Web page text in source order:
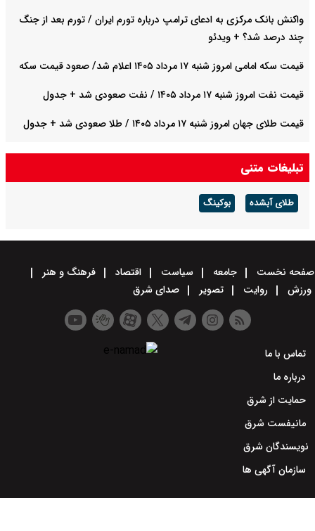
واکنش بانک مرکزی به ادعای ترامپ درباره تورم ایران / تورم بعد از جنگ
چند درصد شد؟ + ویدئو
قیمت سکه امامی امروز شنبه ۱۷ مرداد ۱۴۰۵ اعلام شد/ صعود قیمت سکه
قیمت نفت امروز شنبه ۱۷ مرداد ۱۴۰۵ / نفت صعودی شد + جدول
قیمت طلای جهان امروز شنبه ۱۷ مرداد ۱۴۰۵ / طلا صعودی شد + جدول
قیمت دلار توافقی امروز شنبه ۱۷ مرداد ۱۴۰۵ اعلام شد
تبلیغات متنی
طلای آبشده بوکینگ
صفحه نخست جامعه سیاست اقتصاد
فرهنگ و هنر
ورزش
روایت تصویر صدای شرق
تماس با ما
درباره ما
حمایت از شرق
مانیفست شرق
نویسندگان شرق
سازمان آگهی ها